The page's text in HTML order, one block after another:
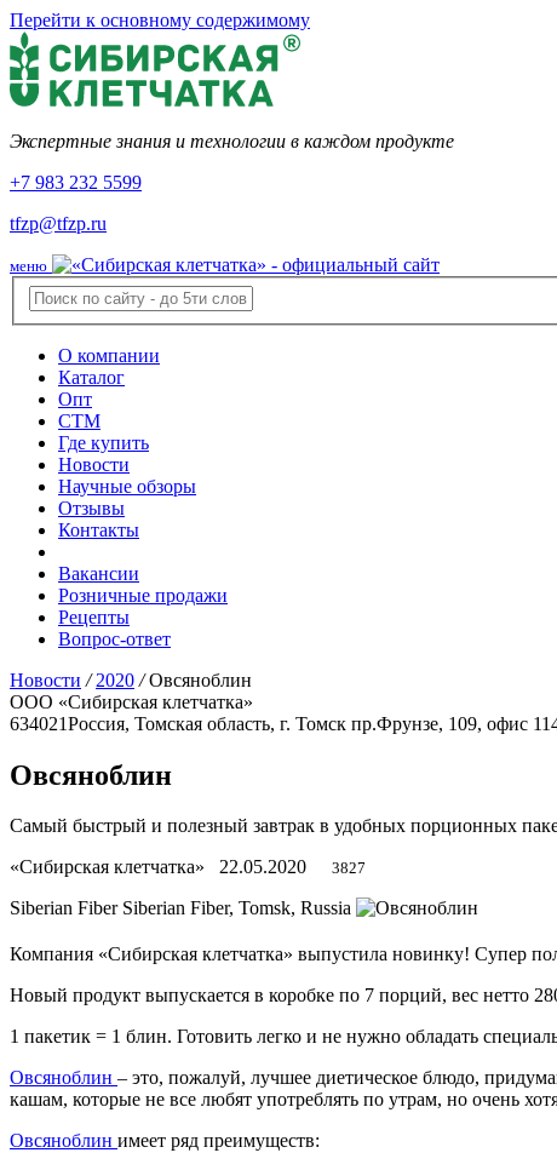
Перейти к основному содержимому
Экспертные знания и технологии в каждом продукте
+7 983 232 5599
tfzp@tfzp.ru
меню
О компании
Каталог
Опт
СТМ
Где купить
Новости
Научные обзоры
Отзывы
Контакты
Вакансии
Розничные продажи
Рецепты
Вопрос-ответ
Новости / 2020 / Овсяноблин
ООО «Сибирская клетчатка»
634021Россия, Томская область, г. Томск пр.Фрунзе, 109, офис
Овсяноблин
Самый быстрый и полезный завтрак в удобных порционных
«Сибирская клетчатка» 22.05.2020 3827
Siberian Fiber Siberian Fiber, Tomsk, Russia
Компания «Сибирская клетчатка» выпустила новинку! Супер
Новый продукт выпускается в коробке по 7 порций, вес нетто
1 пакетик = 1 блин. Готовить легко и не нужно обладать
Овсяноблин – это, пожалуй, лучшее диетическое блюдо,
кашам, которые не все любят употреблять по утрам, но очень
Овсяноблин имеет ряд преимуществ: